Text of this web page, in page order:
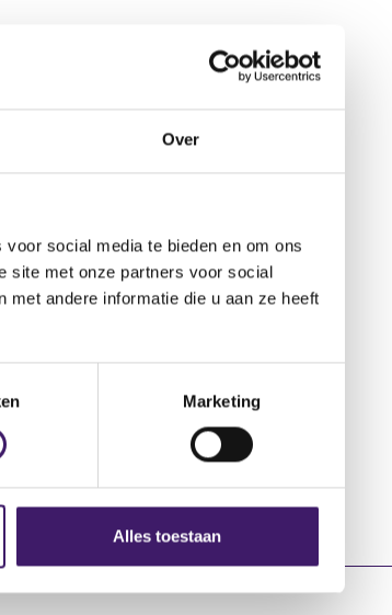
Over
social media te bieden en om ons
site met onze partners voor social
met andere informatie die u aan ze heeft
Marketing
Alles toestaan